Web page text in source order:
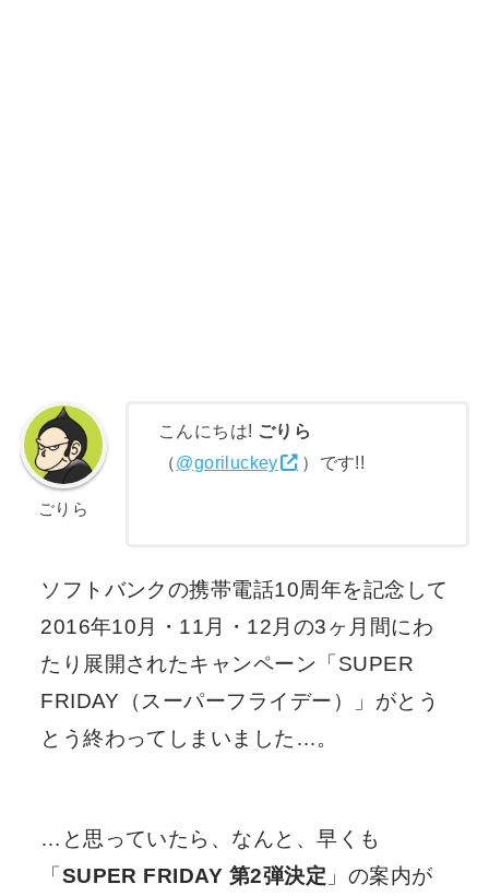
ごりら
こんにちは! ごりら
（@goriluckey ）です!!
ソフトバンクの携帯電話10周年を記念して
2016年10月・11月・12月の3ヶ月間にわ
たり展開されたキャンペーン「SUPER
FRIDAY（スーパーフライデー）」がとう
とう終わってしまいました…。
…と思っていたら、なんと、早くも
「SUPER FRIDAY 第2弾決定 」の案内が